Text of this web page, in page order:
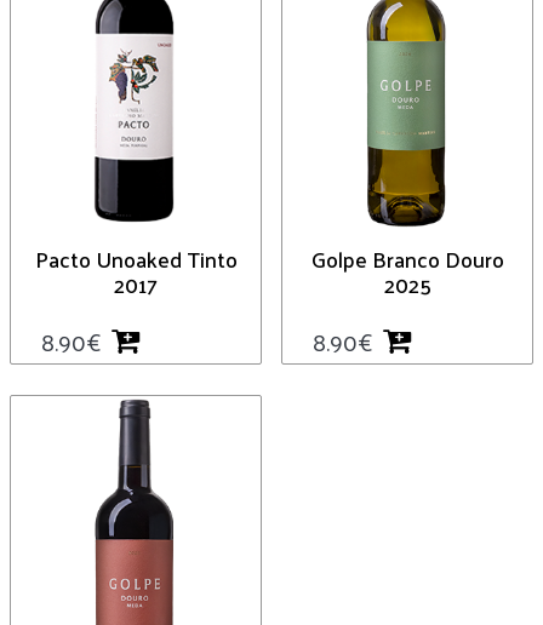
Pacto Unoaked Tinto
2017
8.90€
Golpe Branco Douro
2025
8.90€